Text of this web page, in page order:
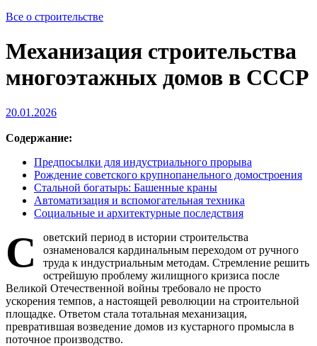
Все о строительстве
Механизация строительства
многоэтажных домов в СССР
20.01.2026
Содержание:
Предпосылки для индустриального прорыва
Рождение советского крупнопанельного домостроения
Стальной богатырь: Башенные краны
Автоматизация и вспомогательная техника
Социальные и архитектурные последствия
С
оветский период в истории строительства
ознаменовался кардинальным переходом от ручного
труда к индустриальным методам. Стремление решить
острейшую проблему жилищного кризиса после
Великой Отечественной войны требовало не просто
ускорения темпов, а настоящей революции на строительной
площадке. Ответом стала тотальная механизация,
превратившая возведение домов из кустарного промысла в
поточное производство.